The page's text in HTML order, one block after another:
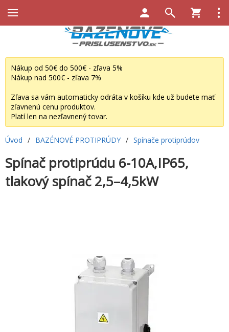
Nákup od 50€ do 500€ - zľava 5%
Nákup nad 500€ - zľava 7%
Zľava sa vám automaticky odráta v košíku kde už budete mať
zľavnenú cenu produktov.
Platí len na nezľavnený tovar.
Úvod / BAZÉNOVÉ PROTIPRÚDY / Spínače protiprúdov
Spínač protiprúdu 6-10A,IP65,
tlakový spínač 2,5–4,5kW